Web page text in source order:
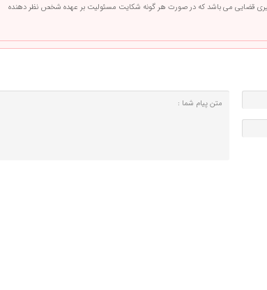
قضایی می باشد که در صورت هر گونه شکایت مسئولیت بر عهده شخص نظر دهنده